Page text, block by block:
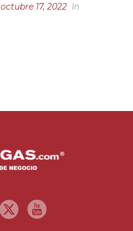
octubre 17, 2022 In